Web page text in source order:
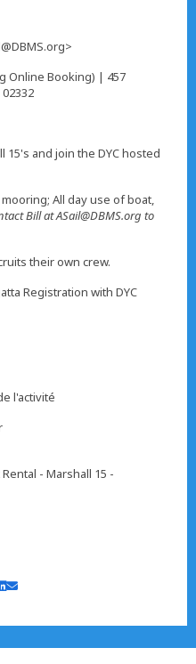
Online Booking) | 457
15's and join the DYC hosted
All day use of boat,
Bill at ASail@DBMS.org to
their own crew.
Registration with DYC
l'activité
- Marshall 15 -